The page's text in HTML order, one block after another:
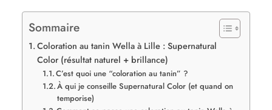
Sommaire
Coloration au tanin Wella à Lille : Supernatural
Color (résultat naturel + brillance)
C’est quoi une “coloration au tanin” ?
À qui je conseille Supernatural Color (et quand on
temporise)